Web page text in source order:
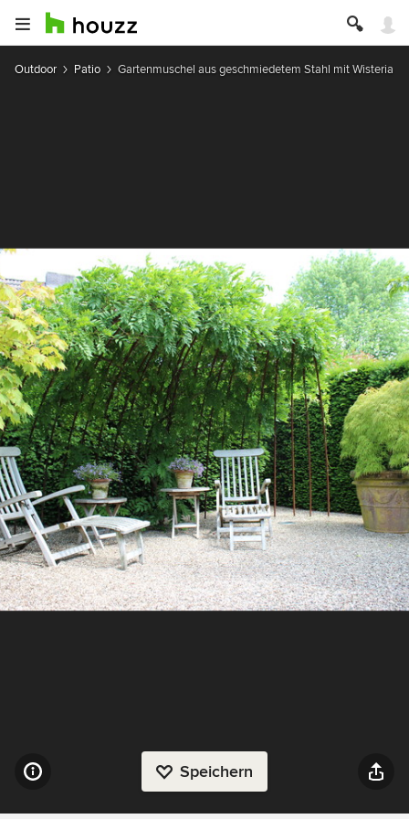
Outdoor Patio Gartenmuschel aus geschmiedetem Stahl mit Wisteria
Speichern